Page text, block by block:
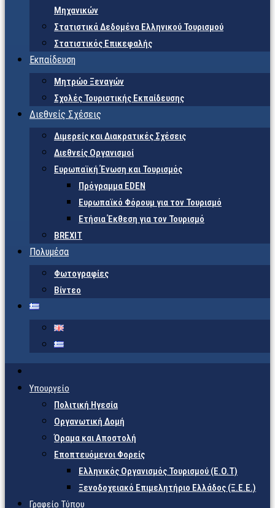
Μηχανικών
Στατιστικά Δεδομένα Ελληνικού Τουρισμού
Στατιστικός Επικεφαλής
Εκπαίδευση
Μητρώο Ξεναγών
Σχολές Τουριστικής Εκπαίδευσης
Διεθνείς Σχέσεις
Διμερείς και Διακρατικές Σχέσεις
Διεθνείς Οργανισμοί
Ευρωπαϊκή Ένωση και Τουρισμός
Πρόγραμμα EDEN
Ευρωπαϊκό Φόρουμ για τον Τουρισμό
Ετήσια Έκθεση για τον Τουρισμό
BREXIT
Πολυμέσα
Φωτογραφίες
Βίντεο
Υπουργείο
Πολιτική Ηγεσία
Οργανωτική Δομή
Όραμα και Αποστολή
Εποπτευόμενοι Φορείς
Eλληνικός Οργανισμός Τουρισμού (Ε.Ο.Τ)
Ξενοδοχειακό Επιμελητήριο Ελλάδος (Ξ.Ε.Ε.)
Γραφείο Τύπου